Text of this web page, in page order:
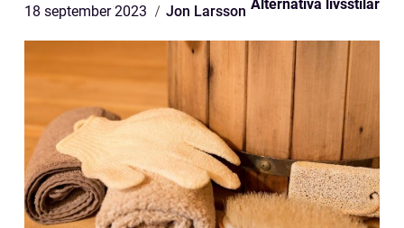
18 september 2023 Jon Larsson Alternativa livsstilar